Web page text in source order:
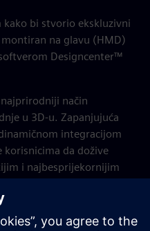
kako bi stvorio ekskluzivni
na glavu (HMD)
Designcenter™
način
u 3D-u. Zapanjujuća
integracijom
da dožive
i najbesprijekornijim
mogućnost